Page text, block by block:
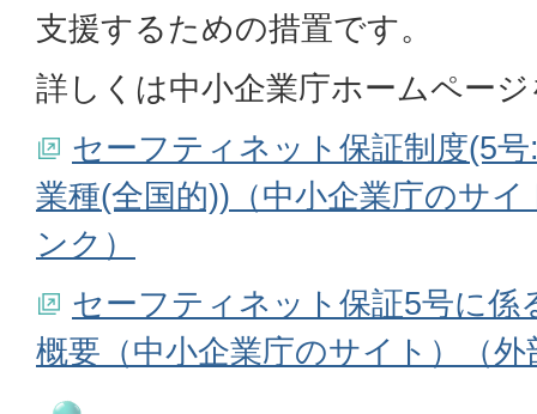
支援するための措置です。
詳しくは中小企業庁ホームペー
セーフティネット保証制度(5
業種(全国的))（中小企業庁のサ
ンク）
セーフティネット保証5号に係
概要（中小企業庁のサイト）（